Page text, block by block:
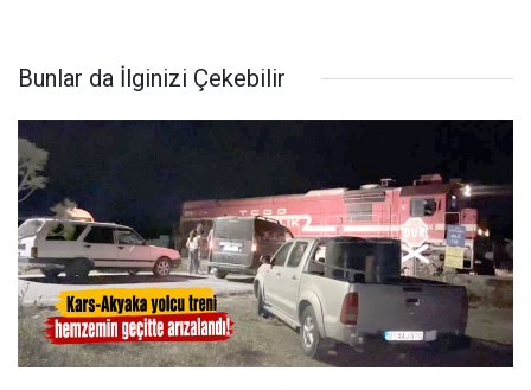
Bunlar da İlginizi Çekebilir